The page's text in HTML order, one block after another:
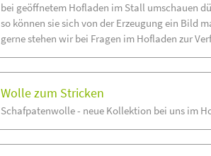
bei geöffnetem Hofladen im Stall umschauen
so können sie sich von der Erzeugung ein Bild
gerne stehen wir bei Fragen im Hofladen zur
Wolle zum Stricken
Schafpatenwolle - neue Kollektion bei uns im